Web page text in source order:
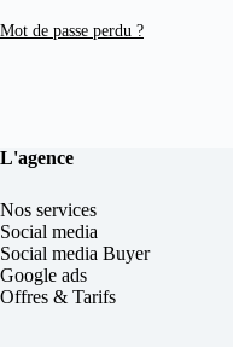
Mot de passe perdu ?
L'agence
Nos services
Social media
Social media Buyer
Google ads
Offres & Tarifs